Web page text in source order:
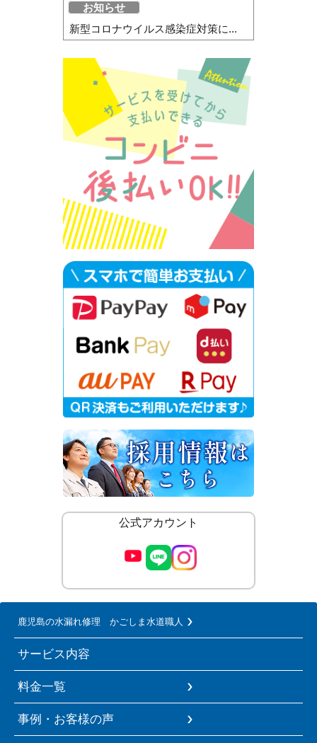
お知らせ
新型コロナウイルス感染症対策に...
公式アカウント
鹿児島の水漏れ修理 かごしま水道職人
サービス内容
料金一覧
事例・お客様の声